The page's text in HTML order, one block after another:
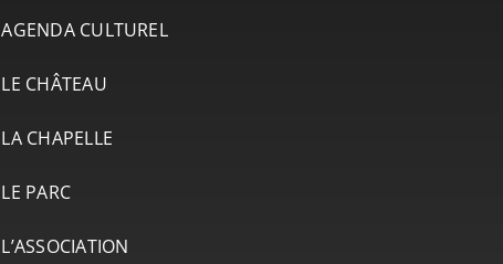
AGENDA CULTUREL
LE CHÂTEAU
LA CHAPELLE
LE PARC
L’ASSOCIATION